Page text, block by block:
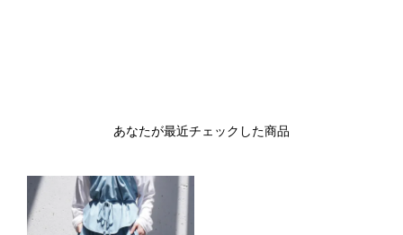
あなたが最近チェックした商品